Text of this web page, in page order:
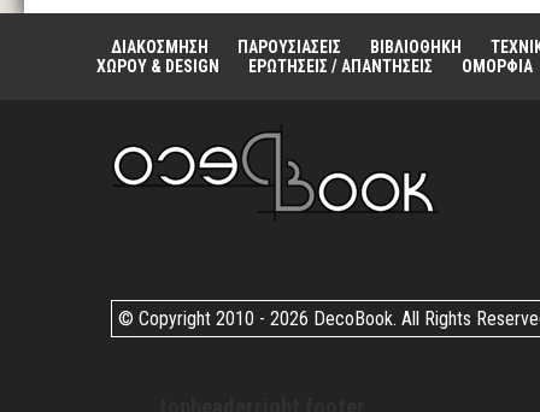
ΔΙΑΚΟΣΜΗΣΗ ΠΑΡΟΥΣΙΑΣΕΙΣ ΒΙΒΛΙΟΘΗΚΗ
ΧΩΡΟΥ & DESIGN
ΕΡΩΤΗΣΕΙΣ / ΑΠΑΝΤΗΣΕΙΣ ΟΜΟΡΦΙΑ
© Copyright 2010 - 2026 DecoBook. All Rights